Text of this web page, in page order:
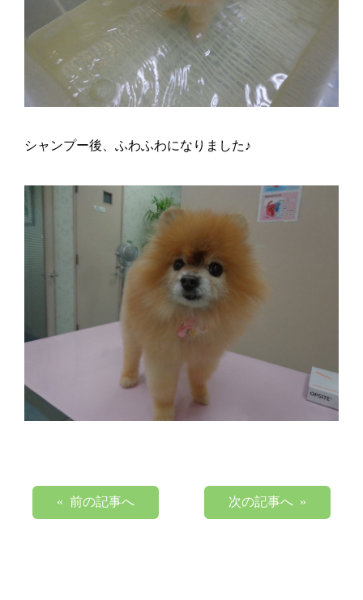
シャンプー後、ふわふわになりました♪
« 前の記事へ 次の記事へ »